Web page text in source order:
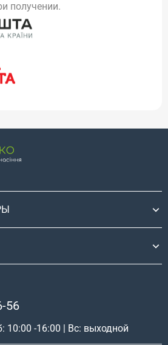
получении.
56
10:00 -16:00 | Вс: выходной